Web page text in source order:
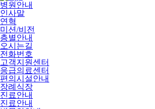
병원안내
인사말
연혁
미션/비전
층별안내
오시는길
전화번호
고객지원센터
응급의료센터
편의시설안내
장례식장
진료안내
진료안내